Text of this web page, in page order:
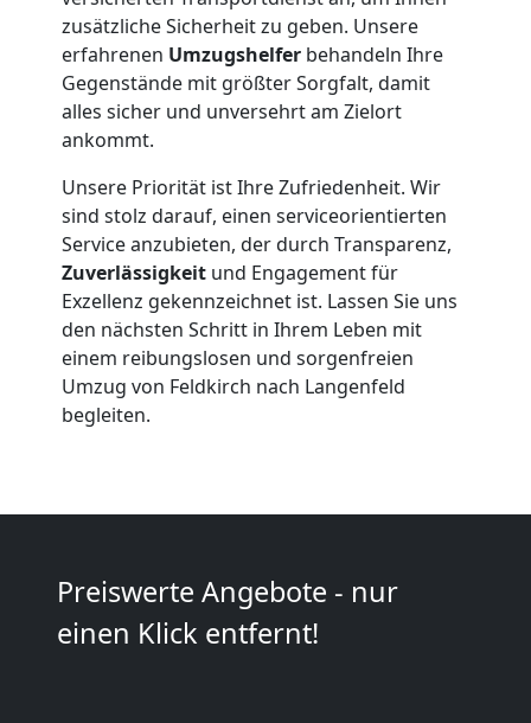
zusätzliche Sicherheit zu geben. Unsere
erfahrenen Umzugshelfer behandeln Ihre
Gegenstände mit größter Sorgfalt, damit
alles sicher und unversehrt am Zielort
ankommt.
Unsere Priorität ist Ihre Zufriedenheit. Wir
sind stolz darauf, einen serviceorientierten
Service anzubieten, der durch Transparenz,
Zuverlässigkeit und Engagement für
Exzellenz gekennzeichnet ist. Lassen Sie uns
den nächsten Schritt in Ihrem Leben mit
einem reibungslosen und sorgenfreien
Umzug von Feldkirch nach Langenfeld
begleiten.
Preiswerte Angebote - nur
einen Klick entfernt!
Beiladung
Feldkirch
Mini
Umzug
Feldkirch
2
Mann